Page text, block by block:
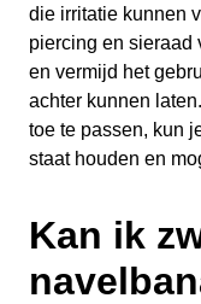
die irritatie kunnen
piercing en sieraad
en vermijd het
achter kunnen
toe te passen, kun
staat houden en
Kan ik